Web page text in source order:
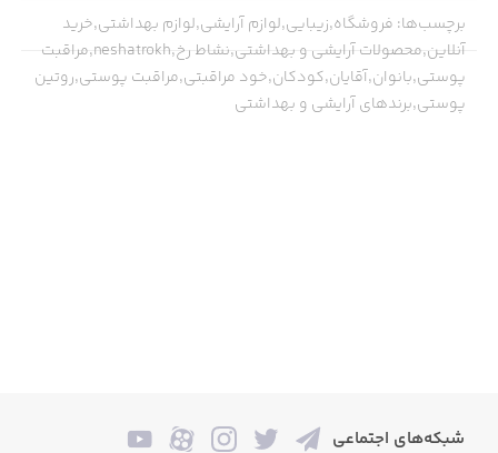
برچسب‌ها: فروشگاه,زیبایی,لوازم آرایشی,لوازم بهداشتی,خرید
آنلاین,محصولات آرایشی و بهداشتی,نشاط رخ,neshatrokh,مراقبت
پوستی,بانوان,آقایان,کودکان,خود مراقبتی,مراقبت پوستی,روتین
پوستی,برندهای آرایشی و بهداشتی
شبکه‌های اجتماعی